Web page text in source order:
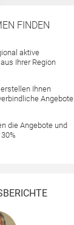
FINDEN
aktive
Ihrer Region
Ihnen
Angebote
die Angebote und